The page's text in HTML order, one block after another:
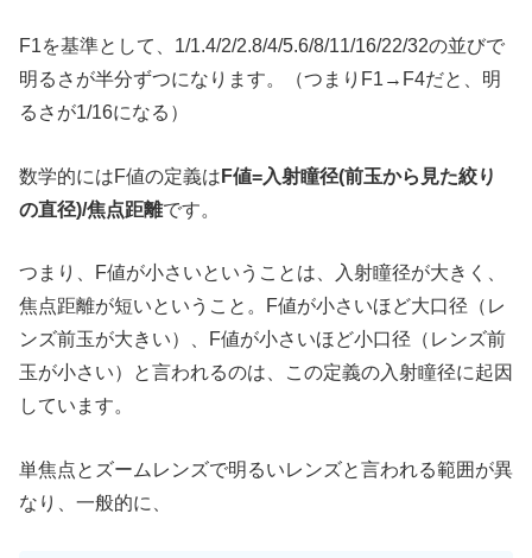
F1を基準として、1/1.4/2/2.8/4/5.6/8/11/16/22/32の並びで
明るさが半分ずつになります。（つまりF1→F4だと、明
るさが1/16になる）
数学的にはF値の定義は F値=入射瞳径(前玉から見た絞り
の直径)/焦点距離です。
つまり、F値が小さいということは、入射瞳径が大きく、
焦点距離が短いということ。F値が小さいほど大口径（レ
ンズ前玉が大きい）、F値が小さいほど小口径（レンズ前
玉が小さい）と言われるのは、この定義の入射瞳径に起因
しています。
単焦点とズームレンズで明るいレンズと言われる範囲が異
なり、一般的に、